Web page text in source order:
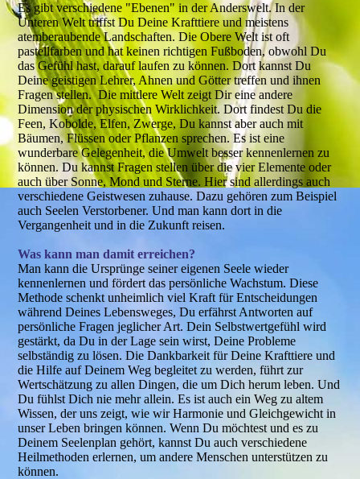
Es gibt verschiedene "Ebenen" in der Anderswelt. In der
Unteren Welt triffst Du Deine Krafttiere und meistens
atemberaubende Landschaften. Die Obere Welt ist oft
pastellfarben und hat keinen richtigen Fußboden, obwohl Du
das Gefühl hast, darauf laufen zu können. Dort kannst Du
Deine geistigen Lehrer, Ahnen und Götter treffen und ihnen
Fragen stellen. Die mittlere Welt zeigt Dir eine andere
Dimension der physischen Wirklichkeit. Dort findest Du die
Feen, Kobolde, Elfen, Zwerge, Du kannst aber auch mit
Bäumen, Flüssen oder Pflanzen sprechen. Es ist eine
wunderbare Gelegenheit, die Umwelt besser kennenlernen zu
können. Du kannst Fragen stellen über die vier Elemente oder
auch über Sonne, Mond und Sterne. Hier sind allerdings auch
verschiedene Geistwesen zuhause. Dazu gehören zum Beispiel
auch Seelen Verstorbener. Und man kann dort in die
Vergangenheit und in die Zukunft reisen.
Was kann man damit erreichen?
Man kann die Ursprünge seiner eigenen Seele wieder
kennenlernen und fördert das persönliche Wachstum. Diese
Methode schenkt unheimlich viel Kraft für Entscheidungen
während Deines Lebensweges, Du erfährst Antworten auf
persönliche Fragen jeglicher Art. Dein Selbstwertgefühl wird
gestärkt, da Du in der Lage sein wirst, Deine Probleme
selbständig zu lösen. Die Dankbarkeit für Deine Krafttiere und
die Hilfe auf Deinem Weg begleitet zu werden, führt zur
Wertschätzung zu allen Dingen, die um Dich herum leben. Und
Du fühlst Dich nie mehr allein. Es ist auch ein Weg zu altem
Wissen, der uns zeigt, wie wir Harmonie und Gleichgewicht in
unser Leben bringen können. Wenn Du möchtest und es zu
Deinem Seelenplan gehört, kannst Du auch verschiedene
Heilmethoden erlernen, um andere Menschen unterstützen zu
können.